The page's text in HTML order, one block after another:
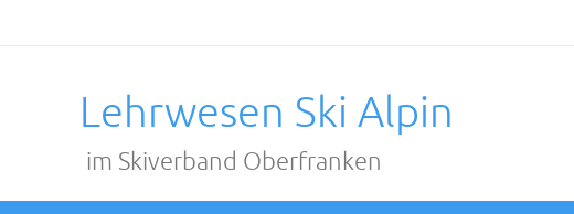
Lehrwesen Ski Alpin
im Skiverband Oberfranken